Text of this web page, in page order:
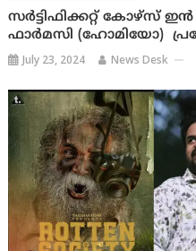
സർട്ടിഫിക്കറ്റ് കോഴ്‌സ് ഇൻ
ഫാർമസി (ഹോമിയോ)
July 23, 2024 News Desk